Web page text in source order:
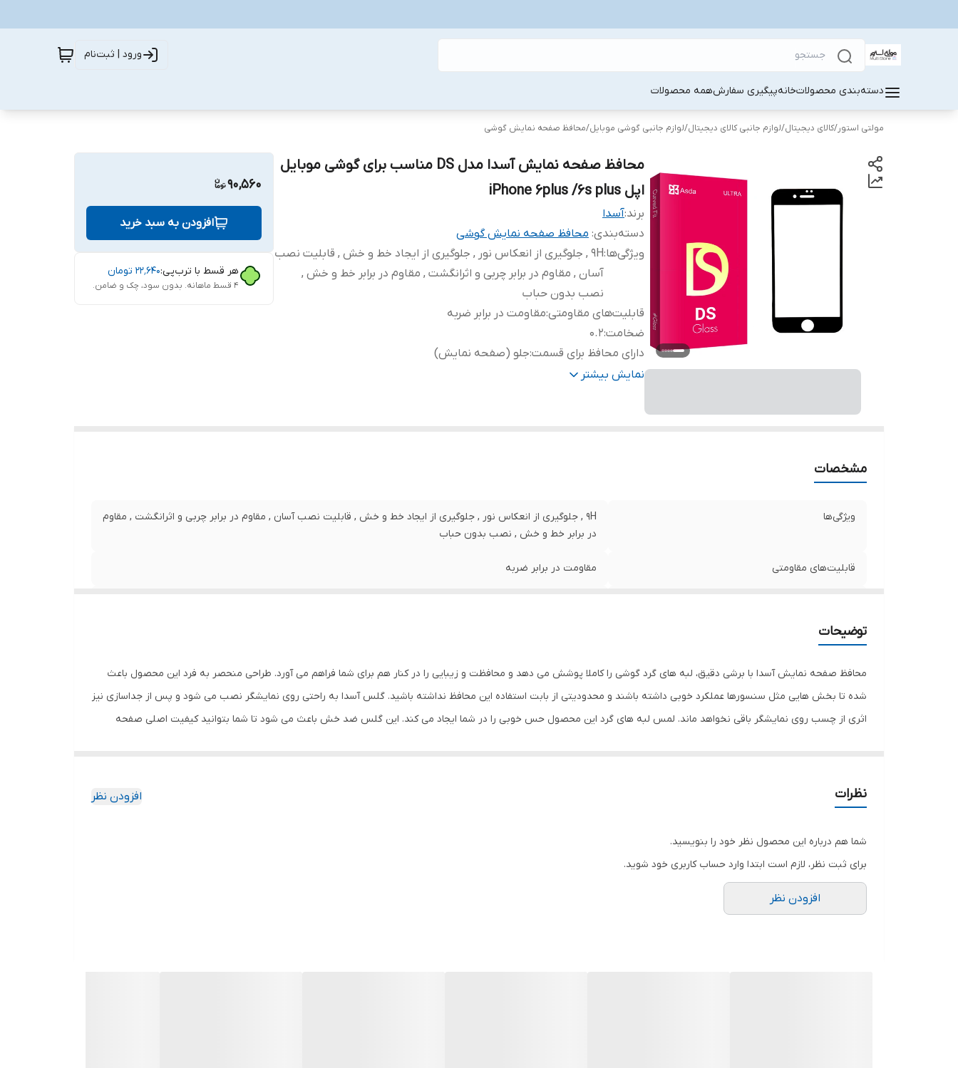
ورود | ثبت‌نام
دسته‌بندی محصولاتخانهپیگیری سفارشهمه محصولات
مولتی استور/کالای دیجیتال/لوازم جانبی کالای دیجیتال/لوازم جانبی گوشی موبایل/محافظ صفحه نمایش گوشی
محافظ صفحه نمایش آسدا مدل DS مناسب برای گوشی موبایل
اپل iPhone 6plus /6s plus
برند:آسدا
دسته‌بندی: محافظ صفحه نمایش گوشی
ویژگی‌ها:
9H , جلوگیری از انعکاس نور , جلوگیری از ایجاد خط و خش , قابلیت نصب
آسان , مقاوم در برابر چربی و اثرانگشت , مقاوم در برابر خط و خش ,
نصب بدون حباب
قابلیت‌های مقاومتی:مقاومت در برابر ضربه
ضخامت:
0.2
دارای محافظ برای قسمت:جلو (صفحه نمایش)
رنگ:مشکی
نمایش بیشتر
90,560
افزودن به سبد خرید
هر قسط با ترب‌پی:۲۲٬۶۴۰ تومان
۴ قسط ماهانه. بدون سود، چک و ضامن.
مشخصات
ویژگی‌ها
9H , جلوگیری از انعکاس نور , جلوگیری از ایجاد خط و خش , قابلیت نصب آسان , مقاوم در برابر چربی و اثرانگشت , مقاوم
در برابر خط و خش , نصب بدون حباب
قابلیت‌های مقاومتی مقاومت در برابر ضربه
دارای محافظ برای قسمت
رنگ مشکی
توضیحات
محافظ صفحه نمایش آسدا با برشی دقیق، لبه های گرد گوشی را کاملا پوشش می دهد و محافظت و زیبایی را در کنار هم برای شما فراهم می آورد. طراحی منحصر به فرد این محصول باعث
شده تا بخش هایی مثل سنسورها عملکرد خوبی داشته باشند و محدودیتی از بابت استفاده این محافظ نداشته باشید. گلس آسدا به راحتی روی نمایشگر نصب می شود و پس از جداسازی نیز
اثری از چسب روی نمایشگر باقی نخواهد ماند. لمس لبه های گرد این محصول حس خوبی را در شما ایجاد می کند. این گلس ضد خش باعث می شود تا شما بتوانید کیفیت اصلی صفحه
نظرات افزودن نظر
شما هم درباره این محصول نظر خود را بنویسید.
برای ثبت نظر، لازم است ابتدا وارد حساب کاربری خود شوید.
افزودن نظر